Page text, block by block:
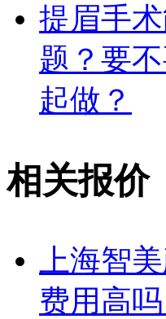
提眉手
题？要
起做？
相关报价
上海智
费用高